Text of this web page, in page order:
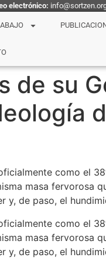
electrónico:
de su
como el
masa fervorosa
y, de paso, el
como el
masa fervorosa
y, de paso, el